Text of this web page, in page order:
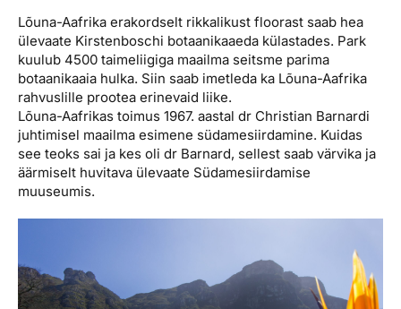
Lõuna-Aafrika erakordselt rikkalikust floorast saab hea
ülevaate Kirstenboschi botaanikaaeda külastades. Park
kuulub 4500 taimeliigiga maailma seitsme parima
botaanikaaia hulka. Siin saab imetleda ka Lõuna-Aafrika
rahvuslille prootea erinevaid liike.
Lõuna-Aafrikas toimus 1967. aastal dr Christian Barnardi
juhtimisel maailma esimene südamesiirdamine. Kuidas
see teoks sai ja kes oli dr Barnard, sellest saab värvika ja
äärmiselt huvitava ülevaate Südamesiirdamise
muuseumis.